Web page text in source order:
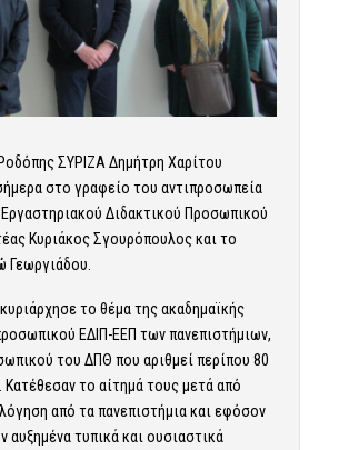
ΣΥΡΙΖΑ Δημήτρη Χαρίτου
στο γραφείο του αντιπροσωπεία
Διδακτικού Προσωπικού
Κυριάκος Σγουρόπουλος και το
Γεωργιάδου.
το θέμα της ακαδημαϊκής
ΕΔΙΠ-ΕΕΠ των πανεπιστήμιων,
του ΔΠΘ που αριθμεί περίπου 80
το αίτημά τους μετά από
από τα πανεπιστήμια και εφόσον
αυξημένα τυπικά και ουσιαστικά